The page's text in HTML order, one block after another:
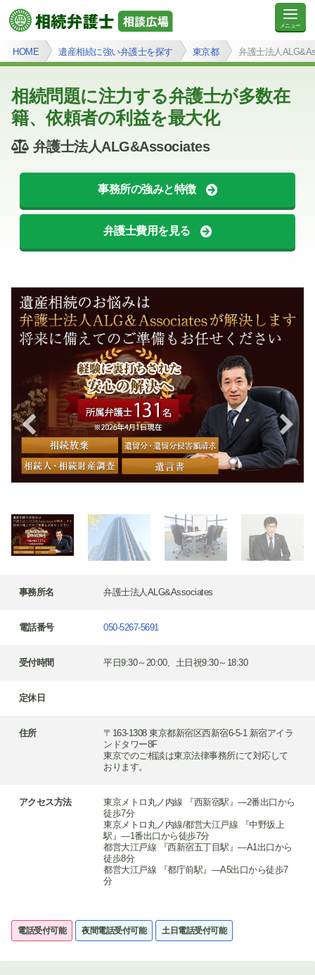
HOME 遺産相続に強い弁護士を探す 東京都 弁護士法人
相続問題に注力する弁護士が多数在
籍、依頼者の利益を最大化
弁護士法人ALG&Associates
事務所の強みと特徴
弁護士費用を見る
事務所名 弁護士法人ALG&Associates
電話番号 050-5267-5691
受付時間 平日9:30～20:00、土日祝9:30～18:30
定休日
住所
〒163-1308 東京都新宿区西新宿6-5-1 新宿アイラ
ンドタワー8F
東京でのご相談は東京法律事務所にて対応して
おります。
アクセス方法
東京メトロ丸ノ内線 『西新宿駅』―2番出口から
徒歩7分
東京メトロ丸ノ内線/都営大江戸線 『中野坂上
駅』―1番出口から徒歩7分
都営大江戸線 『西新宿五丁目駅』―A1出口から
徒歩8分
都営大江戸線 『都庁前駅』―A5出口から徒歩7
分
電話受付可能 夜間電話受付可能 土日電話受付可能